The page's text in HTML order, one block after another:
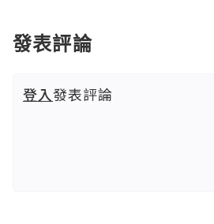
發表評論
登入發表評論